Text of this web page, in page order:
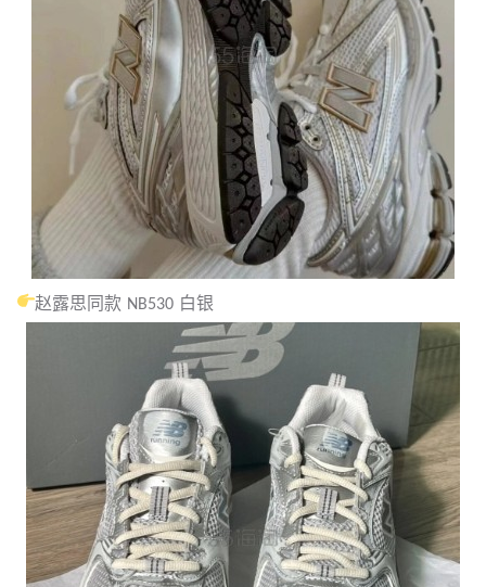
赵露思同款 NB530 白银